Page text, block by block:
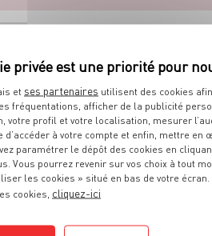
QUE
toutes les recettes
et ses partenaires utilisent des cookies
fréquentations, afficher de la publicité
votre profil et votre localisation, mesurer
d’accéder à votre compte et enfin, mettre en
paramétrer le dépôt des cookies en
Vous pourrez revenir sur vos choix à tout
les cookies » situé en bas de votre
cookies, cliquez-ici